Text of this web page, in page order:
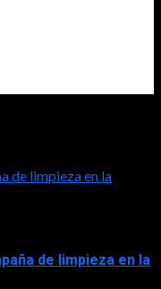
de limpieza en la
de limpieza en la